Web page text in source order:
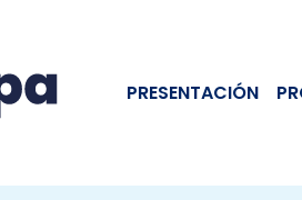
PRESENTACIÓN